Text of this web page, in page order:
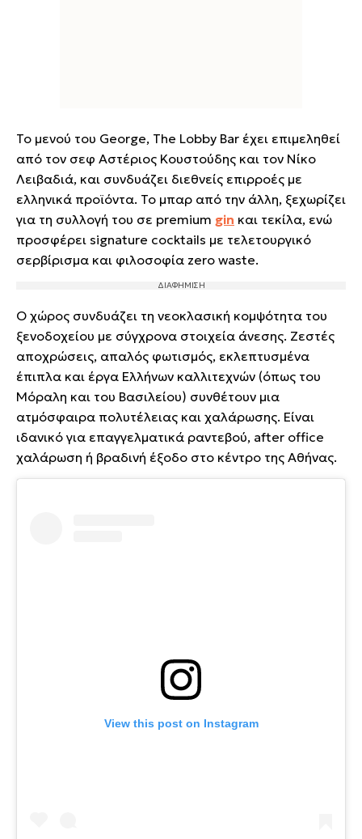
Το μενού του George, The Lobby Bar έχει επιμεληθεί
από τον σεφ Αστέριος Κουστούδης και τον Νίκο
Λειβαδιά, και συνδυάζει διεθνείς επιρροές με
ελληνικά προϊόντα. Το μπαρ από την άλλη, ξεχωρίζει
για τη συλλογή του σε premium gin και τεκίλα, ενώ
προσφέρει signature cocktails με τελετουργικό
σερβίρισμα και φιλοσοφία zero waste.
Ο χώρος συνδυάζει τη νεοκλασική κομψότητα του
ξενοδοχείου με σύγχρονα στοιχεία άνεσης. Ζεστές
αποχρώσεις, απαλός φωτισμός, εκλεπτυσμένα
έπιπλα και έργα Ελλήνων καλλιτεχνών (όπως του
Μόραλη και του Βασιλείου) συνθέτουν μια
ατμόσφαιρα πολυτέλειας και χαλάρωσης. Είναι
ιδανικό για επαγγελματικά ραντεβού, after office
χαλάρωση ή βραδινή έξοδο στο κέντρο της Αθήνας.
View this post on Instagram